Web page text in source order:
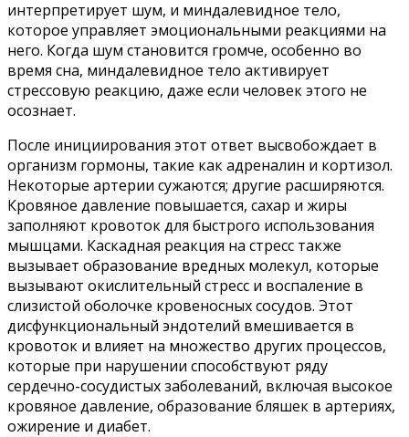
интерпретирует шум, и миндалевидное тело,
которое управляет эмоциональными реакциями на
него. Когда шум становится громче, особенно во
время сна, миндалевидное тело активирует
стрессовую реакцию, даже если человек этого не
осознает.
После инициирования этот ответ высвобождает в
организм гормоны, такие как адреналин и кортизол.
Некоторые артерии сужаются; другие расширяются.
Кровяное давление повышается, сахар и жиры
заполняют кровоток для быстрого использования
мышцами. Каскадная реакция на стресс также
вызывает образование вредных молекул, которые
вызывают окислительный стресс и воспаление в
слизистой оболочке кровеносных сосудов. Этот
дисфункциональный эндотелий вмешивается в
кровоток и влияет на множество других процессов,
которые при нарушении способствуют ряду
сердечно-сосудистых заболеваний, включая высокое
кровяное давление, образование бляшек в артериях,
ожирение и диабет.